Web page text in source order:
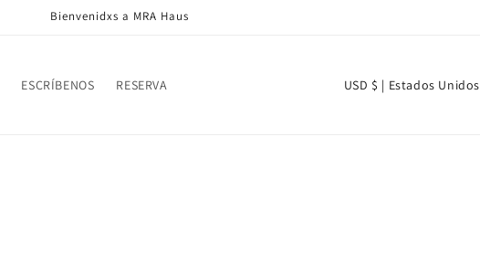
Bienvenidxs a MRA Haus
ESCRÍBENOS RESERVA USD $ | Estados Unidos